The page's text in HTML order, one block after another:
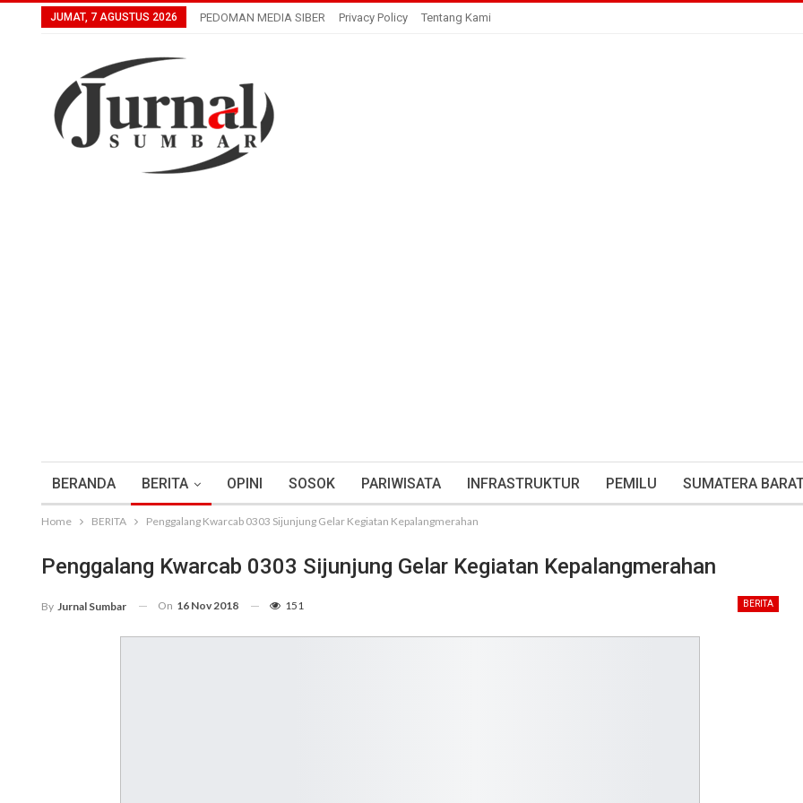
JUMAT, 7 AGUSTUS 2026 PEDOMAN MEDIA SIBER Privacy Policy Tentang Kami
BERANDA BERITA OPINI SOSOK PARIWISATA INFRASTRUKTUR PEMILU SUMATERA
Home BERITA Penggalang Kwarcab 0303 Sijunjung Gelar Kegiatan Kepalangmerahan
Penggalang Kwarcab 0303 Sijunjung Gelar Kegiatan Kepalangmerahan
BERITA
By Jurnal Sumbar On 16 Nov 2018 151